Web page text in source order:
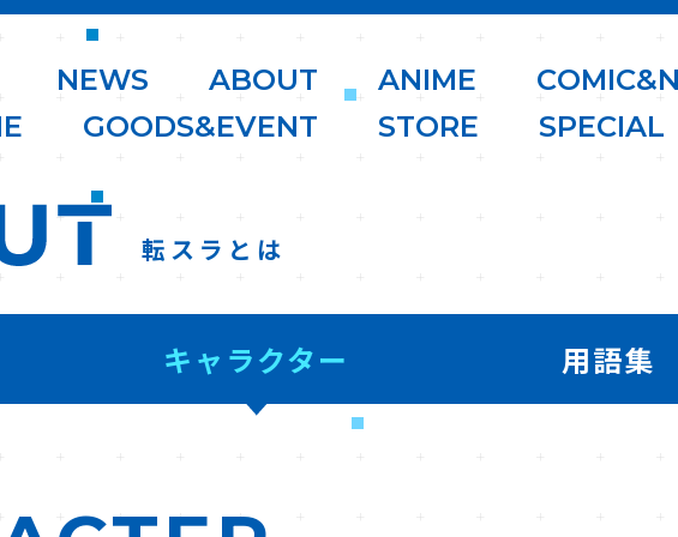
NEWS ABOUT ANIME COMIC&
E GOODS&EVENT STORE SPECIAL
転スラとは
キャラクター 用語集